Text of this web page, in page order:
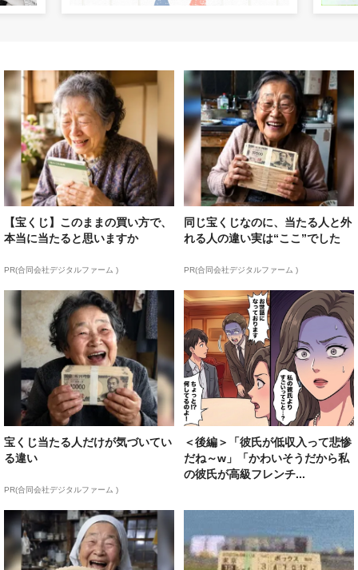
【宝くじ】このままの買い方で、
本当に当たると思いますか
PR(合同会社デジタルファーム )
同じ宝くじなのに、当たる人と外
れる人の違い実は“ここ”でした
PR(合同会社デジタルファーム )
宝くじ当たる人だけが気づいてい
る違い
PR(合同会社デジタルファーム )
＜後編＞「彼氏が低収入って悲惨
だね～w」「かわいそうだから私
の彼氏が高級フレンチ...